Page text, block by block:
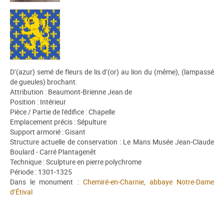
D’(azur) semé de fleurs de lis d’(or) au lion du (même), (lampassé
de gueules) brochant.
Attribution : Beaumont-Brienne Jean de
Position : Intérieur
Pièce / Partie de l'édifice : Chapelle
Emplacement précis : Sépulture
Support armorié : Gisant
Structure actuelle de conservation : Le Mans Musée Jean-Claude
Boulard - Carré Plantagenêt
Technique : Sculpture en pierre polychrome
Période : 1301-1325
Dans le monument : Chemiré-en-Charnie, abbaye Notre-Dame
d’Étival